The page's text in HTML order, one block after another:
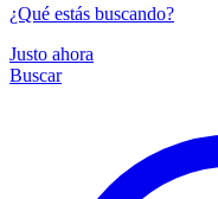
¿Qué estás buscando?
Justo ahora
Buscar